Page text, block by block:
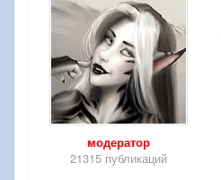
модератор
21315 публикаций